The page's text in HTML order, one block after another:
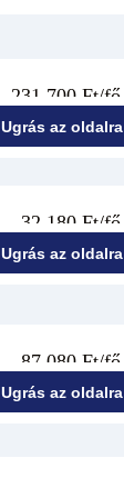
231 700 Ft/fő
Ugrás az oldalra
32 180 Ft/fő
Ugrás az oldalra
87 080 Ft/fő
Ugrás az oldalra